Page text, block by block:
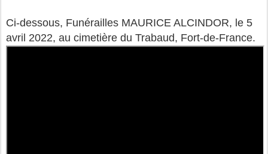
Ci-dessous, Funérailles MAURICE ALCINDOR, le 5
avril 2022, au cimetière du Trabaud, Fort-de-France.